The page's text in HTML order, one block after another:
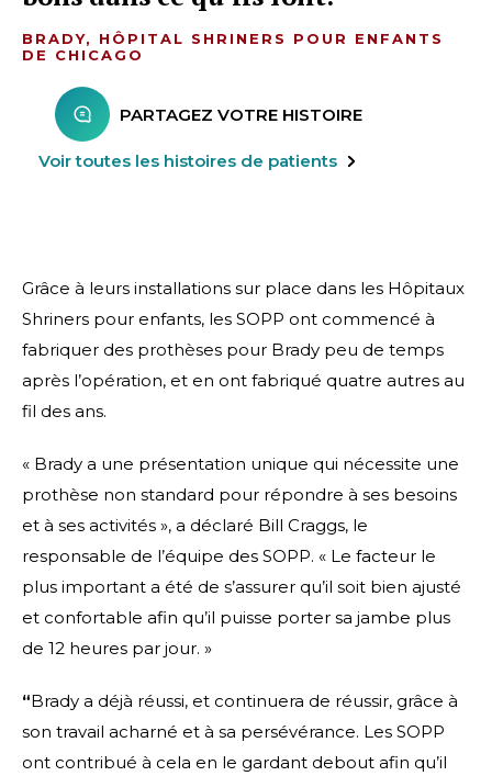
BRADY, HÔPITAL SHRINERS POUR ENFANTS
DE CHICAGO
PARTAGEZ VOTRE HISTOIRE
Voir toutes les histoires de patients
Grâce à leurs installations sur place dans les Hôpitaux
Shriners pour enfants, les SOPP ont commencé à
fabriquer des prothèses pour Brady peu de temps
après l’opération, et en ont fabriqué quatre autres au
fil des ans.
« Brady a une présentation unique qui nécessite une
prothèse non standard pour répondre à ses besoins
et à ses activités », a déclaré Bill Craggs, le
responsable de l’équipe des SOPP. « Le facteur le
plus important a été de s’assurer qu’il soit bien ajusté
et confortable afin qu’il puisse porter sa jambe plus
de 12 heures par jour. »
“Brady a déjà réussi, et continuera de réussir, grâce à
son travail acharné et à sa persévérance. Les SOPP
ont contribué à cela en le gardant debout afin qu’il